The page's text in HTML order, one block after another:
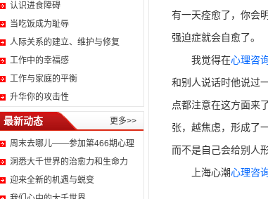
认识进食障碍
当吃饭成为耻辱
人际关系的建立、维护与修复
工作中的幸福感
工作与家庭的平衡
升华你的攻击性
更多>>
最新动态
周末去哪儿——参加第466期心理
洞悉大千世界的治愈力和生命力
迎来全新的机遇与蜕变
有一天痊愈了，你会
强迫症就会自愈了。
我觉得在心理咨
和别人说话时他说过
点都注意在这方面来
张，越焦虑，形成了
而不是自己会给别人
上海心潮心理咨